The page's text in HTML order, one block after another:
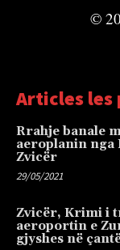
©
Articles les
Rrahje banale
aeroplanin nga
Zvicër
29/05/2021
Zvicër, Krimi i
aeroportin e
gjyshes në